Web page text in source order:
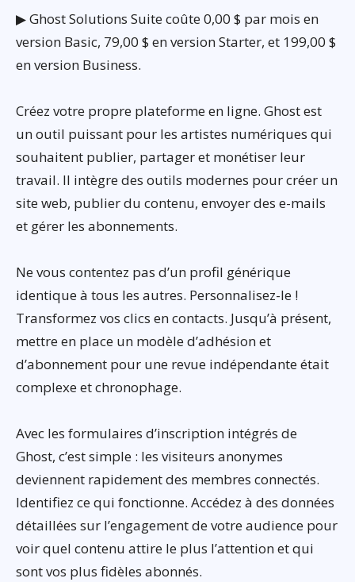
▶ Ghost Solutions Suite coûte 0,00 $ par mois en
version Basic, 79,00 $ en version Starter, et 199,00 $
en version Business.
Créez votre propre plateforme en ligne. Ghost est
un outil puissant pour les artistes numériques qui
souhaitent publier, partager et monétiser leur
travail. Il intègre des outils modernes pour créer un
site web, publier du contenu, envoyer des e-mails
et gérer les abonnements.
Ne vous contentez pas d’un profil générique
identique à tous les autres. Personnalisez-le !
Transformez vos clics en contacts. Jusqu’à présent,
mettre en place un modèle d’adhésion et
d’abonnement pour une revue indépendante était
complexe et chronophage.
Avec les formulaires d’inscription intégrés de
Ghost, c’est simple : les visiteurs anonymes
deviennent rapidement des membres connectés.
Identifiez ce qui fonctionne. Accédez à des données
détaillées sur l’engagement de votre audience pour
voir quel contenu attire le plus l’attention et qui
sont vos plus fidèles abonnés.